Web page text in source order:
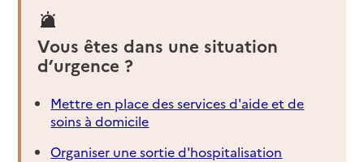
Vous êtes dans une situation
d’urgence ?
Mettre en place des services d'aide et de
soins à domicile
Organiser une sortie d'hospitalisation